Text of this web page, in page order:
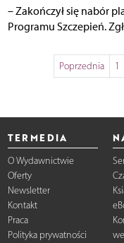
– Zakończył się nabór
Programu Szczepień.
Poprzednia 1
TERMEDIA
O Wydawnictwie
Oferty
Newsletter
Kontakt
Praca
Polityka prywatności